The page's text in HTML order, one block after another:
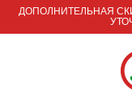
ДОПОЛНИТЕЛЬНАЯ